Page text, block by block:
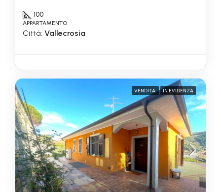
100
APPARTAMENTO
Città: Vallecrosia
VENDITA IN EVIDENZA